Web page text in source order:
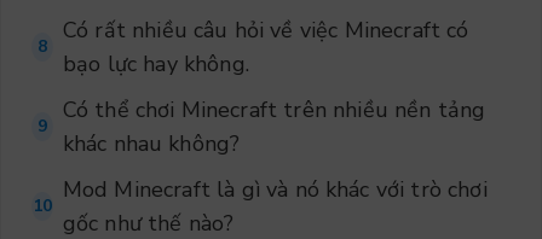
8
Có rất nhiều câu hỏi về việc Minecraft có
bạo lực hay không.
9
Có thể chơi Minecraft trên nhiều nền tảng
khác nhau không?
10
Mod Minecraft là gì và nó khác với trò chơi
gốc như thế nào?